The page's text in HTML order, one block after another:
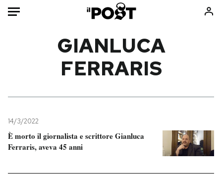
Mondo
Tecnologia
Internet
Libri
Ok Boomer!
GIANLUCA
FERRARIS
14/3/2022
È morto il giornalista e scrittore Gianluca
Ferraris, aveva 45 anni